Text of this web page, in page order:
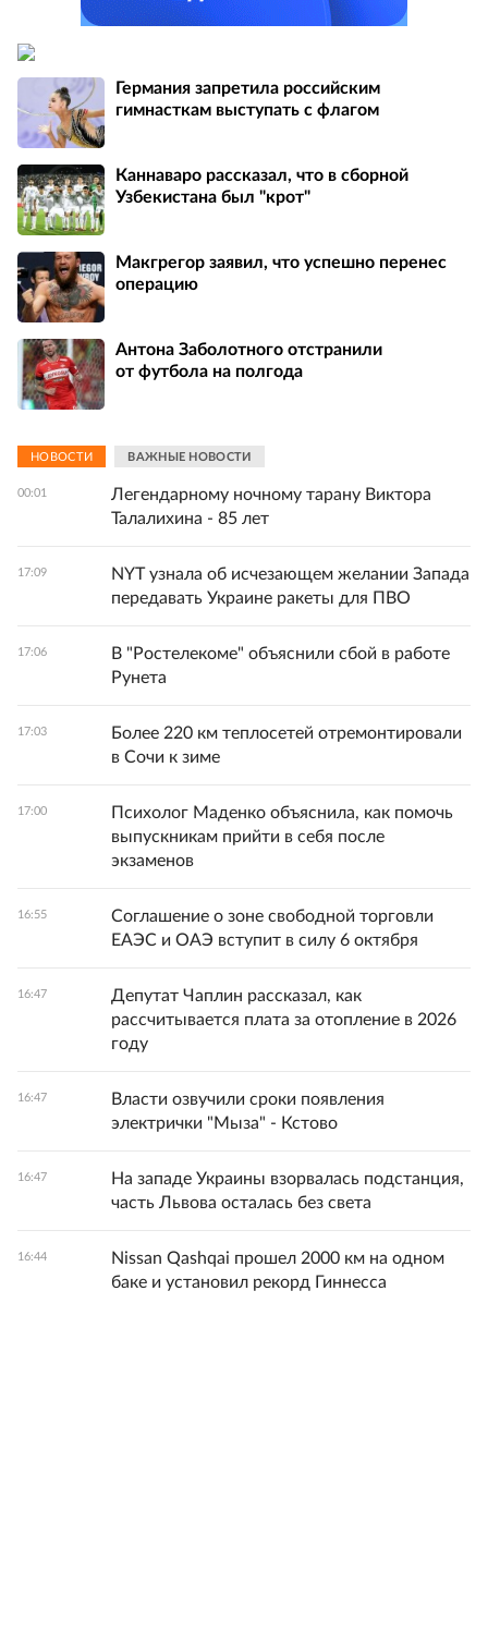
Германия запретила российским
гимнасткам выступать с флагом
Каннаваро рассказал, что в сборной
Узбекистана был "крот"
Макгрегор заявил, что успешно перенес
операцию
Антона Заболотного отстранили
от футбола на полгода
НОВОСТИ ВАЖНЫЕ НОВОСТИ
00:01
Легендарному ночному тарану Виктора
Талалихина - 85 лет
17:09
NYT узнала об исчезающем желании Запада
передавать Украине ракеты для ПВО
17:06
В "Ростелекоме" объяснили сбой в работе
Рунета
17:03
Более 220 км теплосетей отремонтировали
в Сочи к зиме
17:00
Психолог Маденко объяснила, как помочь
выпускникам прийти в себя после
экзаменов
16:55
Соглашение о зоне свободной торговли
ЕАЭС и ОАЭ вступит в силу 6 октября
16:47
Депутат Чаплин рассказал, как
рассчитывается плата за отопление в 2026
году
16:47
Власти озвучили сроки появления
электрички "Мыза" - Кстово
16:47
На западе Украины взорвалась подстанция,
часть Львова осталась без света
16:44
Nissan Qashqai прошел 2000 км на одном
баке и установил рекорд Гиннесса